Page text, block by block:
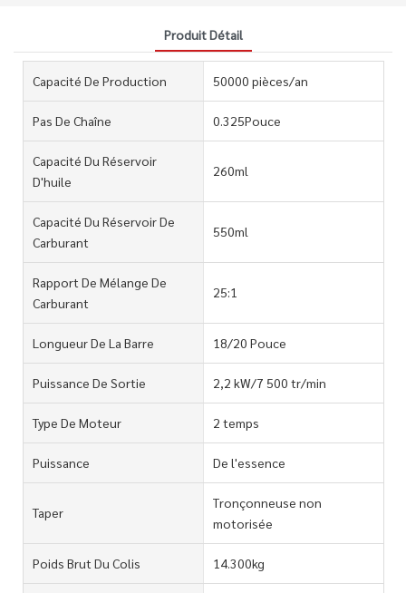
Produit Détail
Capacité De Production 50000 pièces/an
Pas De Chaîne 0.325Pouce
Capacité Du Réservoir
D'huile
260ml
Capacité Du Réservoir De
Carburant
550ml
Rapport De Mélange De
Carburant
25:1
Longueur De La Barre 18/20 Pouce
Puissance De Sortie 2,2 kW/7 500 tr/min
Type De Moteur 2 temps
Puissance De l'essence
Taper
Tronçonneuse non
motorisée
Poids Brut Du Colis 14.300kg